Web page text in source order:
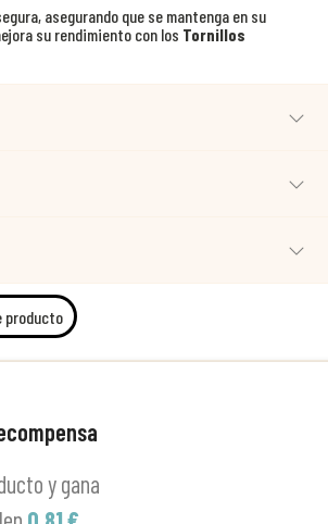
asegurando que se mantenga en su
su rendimiento con los Tornillos
producto
y gana